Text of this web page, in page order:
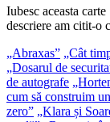
Iubesc aceasta
descriere am citit-o
„Abraxas” „Cât
„Dosarul de
de autografe
cum să construim
zero” „Klara și